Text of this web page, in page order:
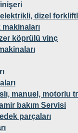
dizel
makinaları
köprülü vinç
manuel, motorlu
bakım Servisi
parçaları